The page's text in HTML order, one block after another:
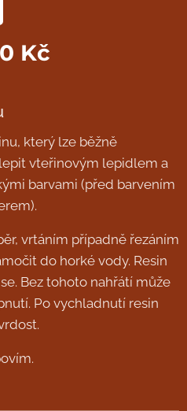
Kč
který lze běžně
vteřinovým lepidlem a
barvami (před barvením
vrtáním případně řezáním
do horké vody. Resin
se. Bez tohoto nahřátí může
Po vychladnutí resin